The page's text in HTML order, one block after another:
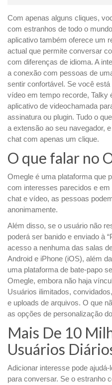
Com apenas alguns cliques,
com estranhos de todo o
aplicativo também oferece um
actual que permite conversar
com diferenças de idioma. A
a conexão com pessoas de
sentir confortável. Se você
vídeo em tempo recorde, Talky
aplicativo de videochamada
assinatura ou plugin. Tudo o
a extensão ao seu navegador,
chat com apenas um clique.
O que falar no
Omegle é uma plataforma que
com interesses parecidos e
chat e vídeo, as pessoas
anonimamente.
Além disso, se o usuário não
poderá ser banido e enviado à
acesso a nenhuma das salas
Android e iPhone (iOS), além
uma plataforma de bate-papo
Omegle, embora não haja
Usuários ilimitados,
e uploads de arquivos. O que
as opções de personalização
Mais De 10
Usuários
Adicionar interesse pode
para conversar. Se o estranho